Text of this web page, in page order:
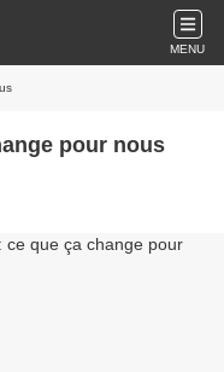
MENU
pour nous